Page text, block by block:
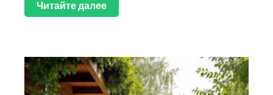
Читайте далее